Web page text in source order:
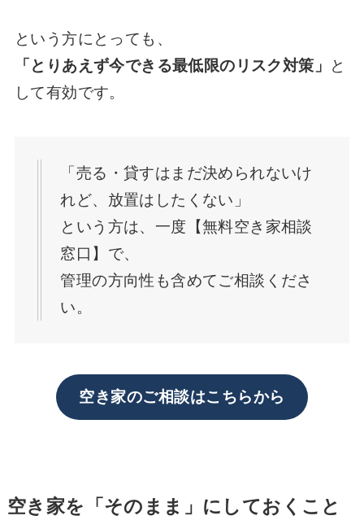
という方にとっても、
「とりあえず今できる最低限のリスク対策」
と
して有効です。
「売る・貸すはまだ決められないけ
れど、放置はしたくない」
という方は、一度【無料空き家相談
窓口】で、
管理の方向性も含めてご相談くださ
い。
空き家のご相談はこちらから
空き家を「そのまま」にしておくこと